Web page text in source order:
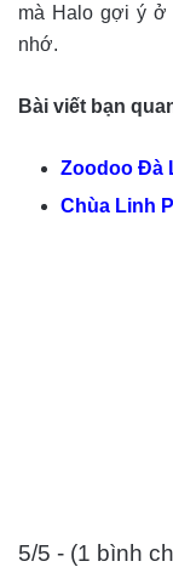
mà Halo gợi ý ở
nhớ.
Bài viết bạn
Zoodoo Đà
Chùa Linh
5/5 - (1 bình